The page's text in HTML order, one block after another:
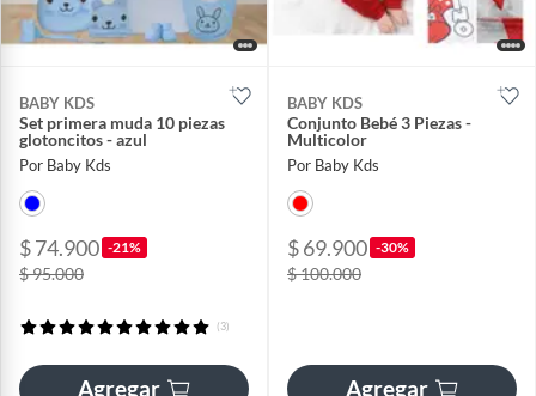
BABY KDS
Set primera muda 10 piezas
glotoncitos - azul
Por Baby Kds
$ 74.900 -21%
$ 95.000
(3)
Agregar
BABY KDS
Conjunto Bebé 3 Piezas -
Multicolor
Por Baby Kds
$ 69.900 -30%
$ 100.000
Agregar